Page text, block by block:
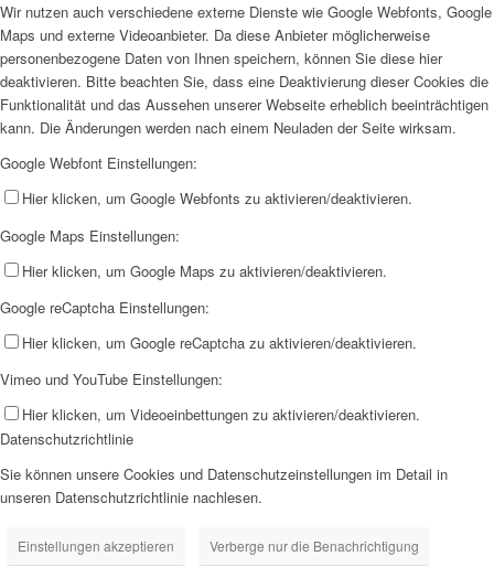
Wir nutzen auch verschiedene externe Dienste wie Google Webfonts, Google
Maps und externe Videoanbieter. Da diese Anbieter möglicherweise
personenbezogene Daten von Ihnen speichern, können Sie diese hier
deaktivieren. Bitte beachten Sie, dass eine Deaktivierung dieser Cookies die
Funktionalität und das Aussehen unserer Webseite erheblich beeinträchtigen
kann. Die Änderungen werden nach einem Neuladen der Seite wirksam.
Google Webfont Einstellungen:
Hier klicken, um Google Webfonts zu aktivieren/deaktivieren.
Google Maps Einstellungen:
Hier klicken, um Google Maps zu aktivieren/deaktivieren.
Google reCaptcha Einstellungen:
Hier klicken, um Google reCaptcha zu aktivieren/deaktivieren.
Vimeo und YouTube Einstellungen:
Hier klicken, um Videoeinbettungen zu aktivieren/deaktivieren.
Datenschutzrichtlinie
Sie können unsere Cookies und Datenschutzeinstellungen im Detail in
unseren Datenschutzrichtlinie nachlesen.
Einstellungen akzeptieren Verberge nur die Benachrichtigung